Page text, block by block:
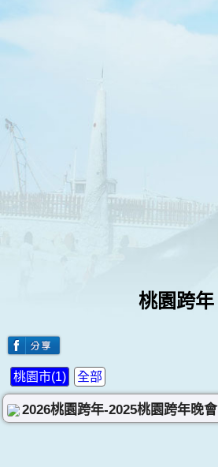
桃園跨年
全部
桃園市(1)
2026桃園跨年-2025桃園跨年晚會